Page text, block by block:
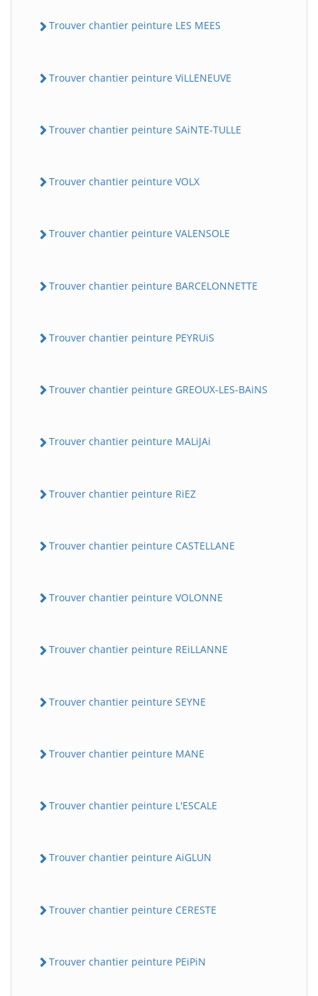
Trouver chantier peinture LES MEES
Trouver chantier peinture ViLLENEUVE
Trouver chantier peinture SAiNTE-TULLE
Trouver chantier peinture VOLX
Trouver chantier peinture VALENSOLE
Trouver chantier peinture BARCELONNETTE
Trouver chantier peinture PEYRUiS
Trouver chantier peinture GREOUX-LES-BAiNS
Trouver chantier peinture MALiJAi
Trouver chantier peinture RiEZ
Trouver chantier peinture CASTELLANE
Trouver chantier peinture VOLONNE
Trouver chantier peinture REiLLANNE
Trouver chantier peinture SEYNE
Trouver chantier peinture MANE
Trouver chantier peinture L'ESCALE
Trouver chantier peinture AiGLUN
Trouver chantier peinture CERESTE
Trouver chantier peinture PEiPiN